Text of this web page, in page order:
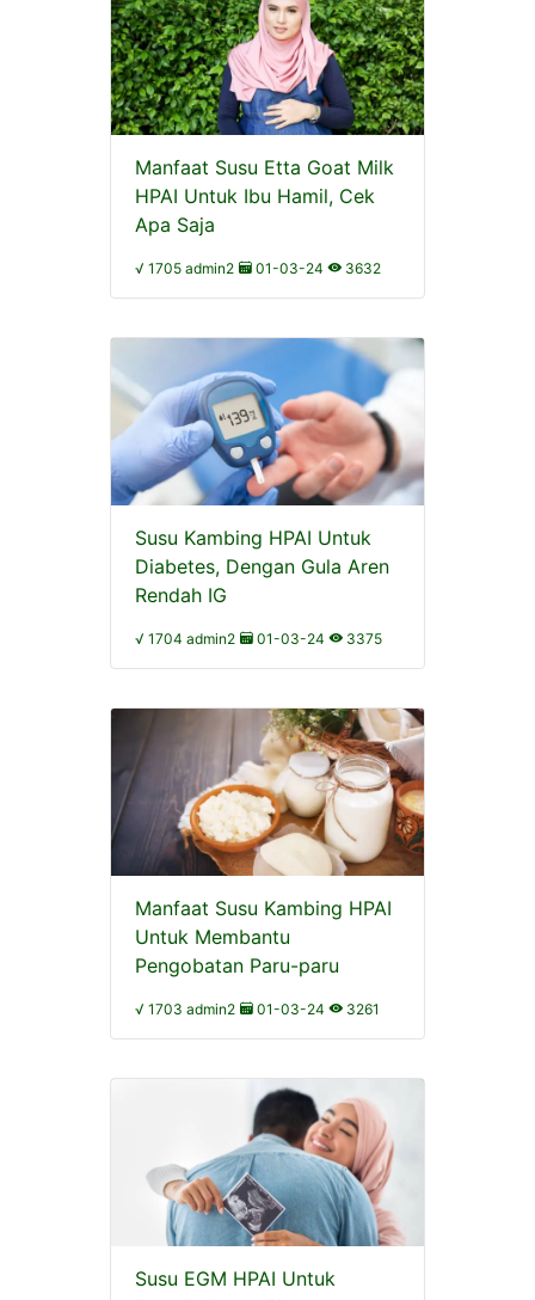
Manfaat Susu Etta Goat Milk
HPAI Untuk Ibu Hamil, Cek
Apa Saja
√ 1705 admin2 01-03-24 3632
Susu Kambing HPAI Untuk
Diabetes, Dengan Gula Aren
Rendah IG
√ 1704 admin2 01-03-24 3375
Manfaat Susu Kambing HPAI
Untuk Membantu
Pengobatan Paru-paru
√ 1703 admin2 01-03-24 3261
Susu EGM HPAI Untuk